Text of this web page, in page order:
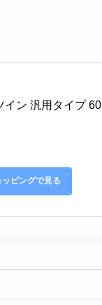
イン 汎用タイプ 60
ピングで見る